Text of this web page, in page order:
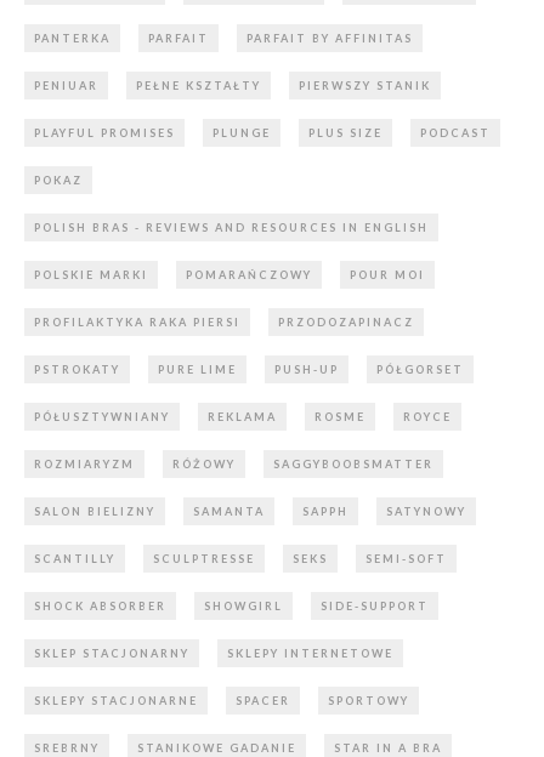
PANTERKA PARFAIT PARFAIT BY AFFINITAS
PENIUAR PEŁNE KSZTAŁTY PIERWSZY STANIK
PLAYFUL PROMISES PLUNGE PLUS SIZE PODCAST
POKAZ
POLISH BRAS - REVIEWS AND RESOURCES IN ENGLISH
POLSKIE MARKI POMARAŃCZOWY POUR MOI
PROFILAKTYKA RAKA PIERSI PRZODOZAPINACZ
PSTROKATY PURE LIME PUSH-UP PÓŁGORSET
PÓŁUSZTYWNIANY REKLAMA ROSME ROYCE
ROZMIARYZM RÓŻOWY SAGGYBOOBSMATTER
SALON BIELIZNY SAMANTA SAPPH SATYNOWY
SCANTILLY SCULPTRESSE SEKS SEMI-SOFT
SHOCK ABSORBER SHOWGIRL SIDE-SUPPORT
SKLEP STACJONARNY SKLEPY INTERNETOWE
SKLEPY STACJONARNE SPACER SPORTOWY
SREBRNY STANIKOWE GADANIE STAR IN A BRA